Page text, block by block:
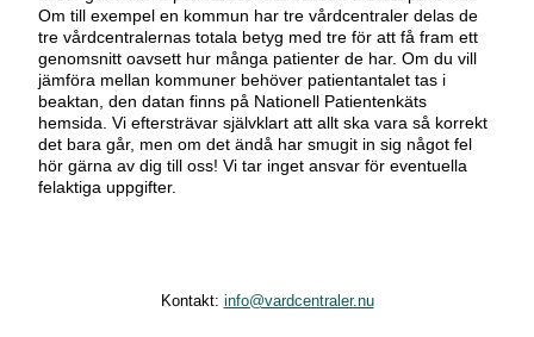
Om till exempel en kommun har tre vårdcentraler delas de
tre vårdcentralernas totala betyg med tre för att få fram ett
genomsnitt oavsett hur många patienter de har. Om du vill
jämföra mellan kommuner behöver patientantalet tas i
beaktan, den datan finns på Nationell Patientenkäts
hemsida. Vi eftersträvar självklart att allt ska vara så korrekt
det bara går, men om det ändå har smugit in sig något fel
hör gärna av dig till oss! Vi tar inget ansvar för eventuella
felaktiga uppgifter.
Kontakt: info@vardcentraler.nu